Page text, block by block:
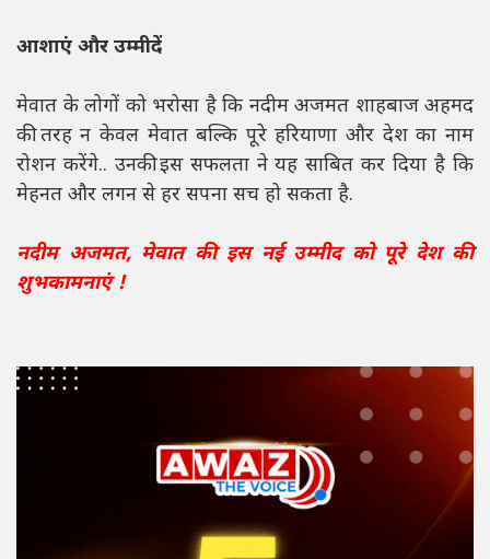
आशाएं और उम्मीदें
मेवात के लोगों को भरोसा है कि नदीम अजमत शाहबाज अहमद
की तरह न केवल मेवात बल्कि पूरे हरियाणा और देश का नाम
रोशन करेंगे.. उनकी इस सफलता ने यह साबित कर दिया है कि
मेहनत और लगन से हर सपना सच हो सकता है.
नदीम अजमत, मेवात की इस नई उम्मीद को पूरे देश की
शुभकामनाएं !